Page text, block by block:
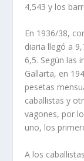
4,543 y los
En 1936/38,
diaria llegó a
6,5. Según las
Gallarta, en
pesetas
caballistas y
vagones, por
uno, los
A los